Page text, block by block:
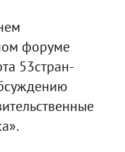
форуме
53стран-